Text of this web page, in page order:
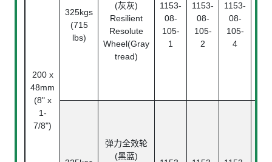
200 x
48mm
(8" x
1-
7/8")
325kgs
(715
lbs)
(灰灰)
Resilient
Resolute
Wheel(Gray
tread)
1153-
08-
105-
1
1153-
08-
105-
2
1153-
08-
105-
4
弹力全效轮
(黑蓝)